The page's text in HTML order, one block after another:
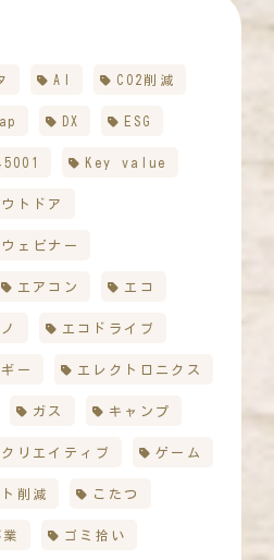
AI CO2削減
DX ESG
Key value
トドア
ウェビナー
エアコン エコ
エコドライブ
ー エレクトロニクス
ガス キャンプ
クリエイティブ ゲーム
削減 こたつ
ゴミ拾い